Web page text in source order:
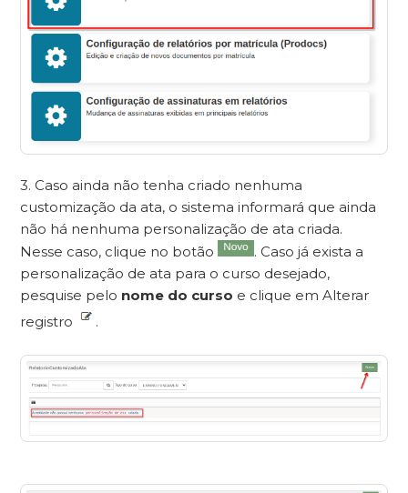
3. Caso ainda não tenha criado nenhuma
customização da ata, o sistema informará que ainda
não há nenhuma personalização de ata criada.
Nesse caso, clique no botão
. Caso já exista a
personalização de ata para o curso desejado,
pesquise pelo nome do curso e clique em Alterar
registro
.